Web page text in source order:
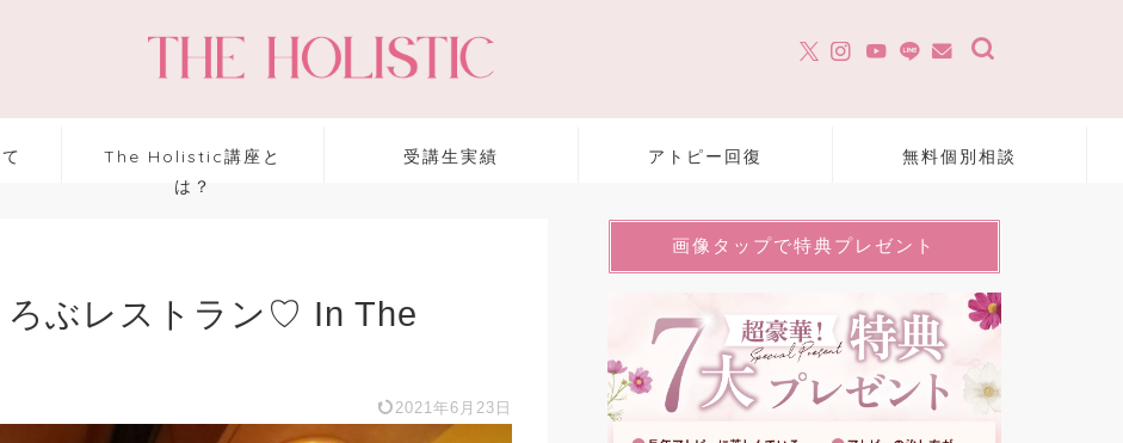
The Holistic講座と
は？
受講生実績 アトピー回復 無料個別相談
ろぶレストラン♡ In The
2021年6月23日
画像タップで特典プレゼント